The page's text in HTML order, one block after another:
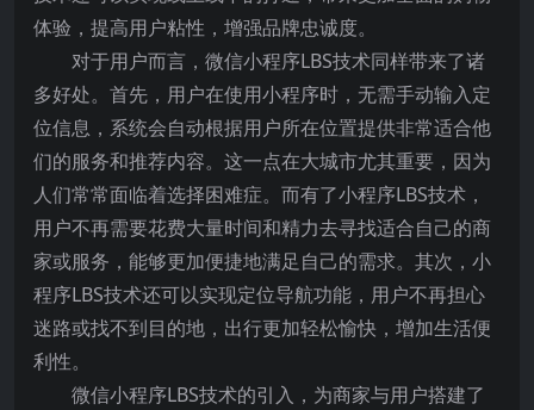
体验，提高用户粘性，增强品牌忠诚度。
对于用户而言，微信小程序LBS技术同样带来了诸
多好处。首先，用户在使用小程序时，无需手动输入定
位信息，系统会自动根据用户所在位置提供非常适合他
们的服务和推荐内容。这一点在大城市尤其重要，因为
人们常常面临着选择困难症。而有了小程序LBS技术，
用户不再需要花费大量时间和精力去寻找适合自己的商
家或服务，能够更加便捷地满足自己的需求。其次，小
程序LBS技术还可以实现定位导航功能，用户不再担心
迷路或找不到目的地，出行更加轻松愉快，增加生活便
利性。
微信小程序LBS技术的引入，为商家与用户搭建了